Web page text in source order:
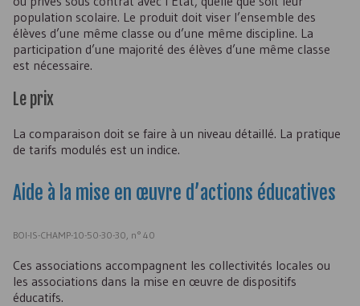
population scolaire. Le produit doit viser l’ensemble des
élèves d’une même classe ou d’une même discipline. La
participation d’une majorité des élèves d’une même classe
est nécessaire.
Le prix
La comparaison doit se faire à un niveau détaillé. La pratique
de tarifs modulés est un indice.
Aide à la mise en œuvre d’actions éducatives
BOI-IS-CHAMP-10-50-30-30, n° 40
Ces associations accompagnent les collectivités locales ou
les associations dans la mise en œuvre de dispositifs
éducatifs.